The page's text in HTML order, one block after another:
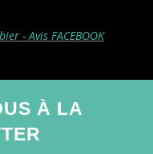
- Avis FACEBOOK
À LA